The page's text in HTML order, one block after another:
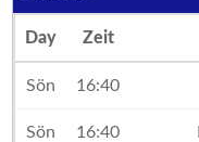
Day Zeit
Sön 16:40
Sön 16:40